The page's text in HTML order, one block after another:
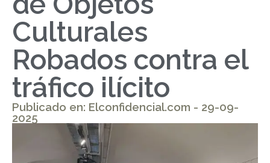
Culturales
Robados contra el
tráfico ilícito
Publicado en: Elconfidencial.com - 29-09-
2025